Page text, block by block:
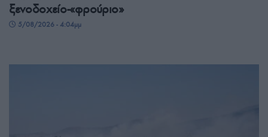
ξενοδοχείο-«φρούριο»
5/08/2026 - 4:04μμ